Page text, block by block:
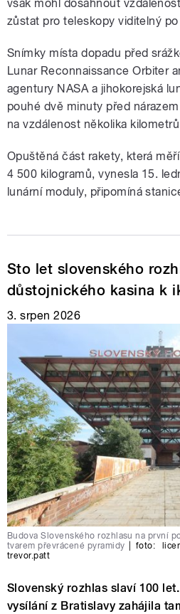
však mohl dosáhnout
zůstat pro teleskopy viditelný
Snímky místa dopadu před
Lunar Reconnaissance Orbiter
agentury NASA a jihokorejská
pouhé dvě minuty před
na vzdálenost několika
Opuštěná část rakety, která
4 500 kilogramů, vynesla 15.
lunární moduly, připomíná
Sto let slovenského
důstojnického kasina k
3. srpen 2026
Budova Slovenského rozhlasu na první
tvarem převrácené pyramidy
foto:
trevor.patt
Slovenský rozhlas slaví 100
vysílání z Bratislavy zahájila